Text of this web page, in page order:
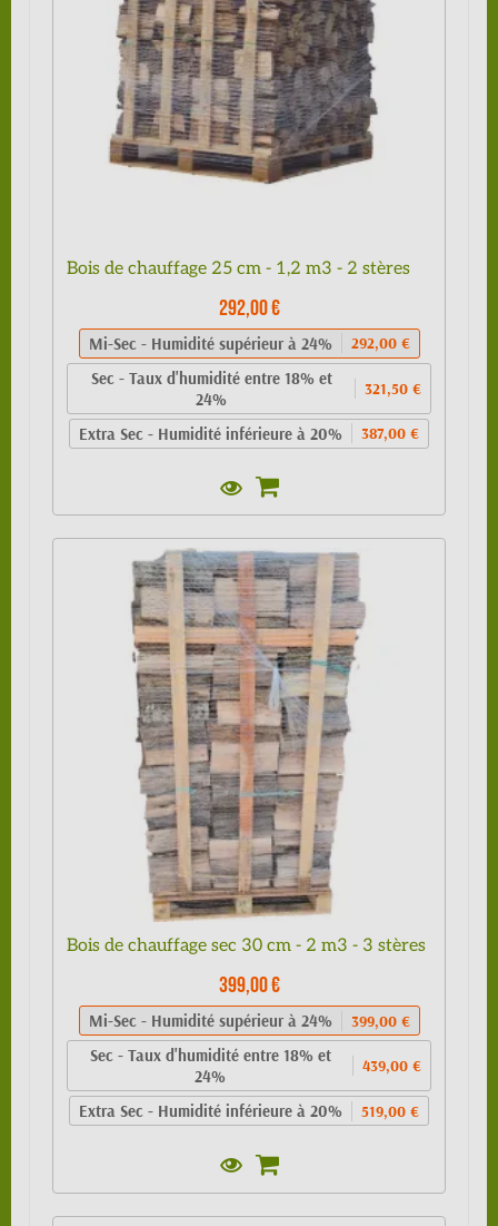
Bois de chauffage 25 cm - 1,2 m3 - 2 stères
292,00 €
Mi-Sec - Humidité supérieur à 24% 292,00 €
Sec - Taux d'humidité entre 18% et
24%
321,50 €
Extra Sec - Humidité inférieure à 20% 387,00 €
Bois de chauffage sec 30 cm - 2 m3 - 3 stères
399,00 €
Mi-Sec - Humidité supérieur à 24% 399,00 €
Sec - Taux d'humidité entre 18% et
24%
439,00 €
Extra Sec - Humidité inférieure à 20% 519,00 €